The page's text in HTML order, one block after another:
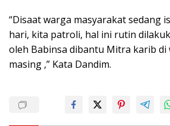
“Disaat warga masyarakat sedang
hari, kita patroli, hal ini rutin
oleh Babinsa dibantu Mitra karib di
masing ,” Kata Dandim.